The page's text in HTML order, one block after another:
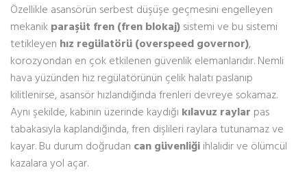
Özellikle asansörün serbest düşüşe geçmesini engelleyen
mekanik paraşüt fren (fren blokaj) sistemi ve bu sistemi
tetikleyen hız regülatörü (overspeed governor),
korozyondan en çok etkilenen güvenlik elemanlarıdır. Nemli
hava yüzünden hız regülatörünün çelik halatı paslanıp
kilitlenirse, asansör hızlandığında frenleri devreye sokamaz.
Aynı şekilde, kabinin üzerinde kaydığı kılavuz raylar pas
tabakasıyla kaplandığında, fren dişlileri raylara tutunamaz ve
kayar. Bu durum doğrudan can güvenliği ihlalidir ve ölümcül
kazalara yol açar.